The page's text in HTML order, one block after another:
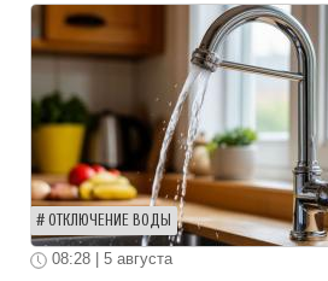
ОТКЛЮЧЕНИЕ ВОДЫ
08:28 | 5 августа